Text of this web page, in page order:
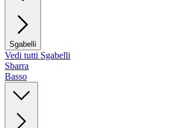
Sgabelli
Vedi tutti Sgabelli
Sbarra
Basso